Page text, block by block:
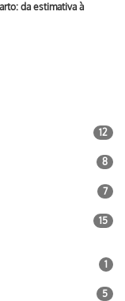
da estimativa à
12
8
7
15
1
5